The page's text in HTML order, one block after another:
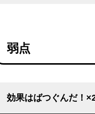
弱点
効果はばつぐんだ！